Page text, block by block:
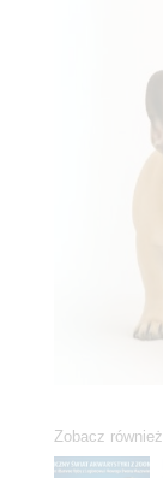
Zobacz również